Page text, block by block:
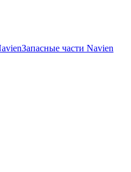
Запасные части Navien